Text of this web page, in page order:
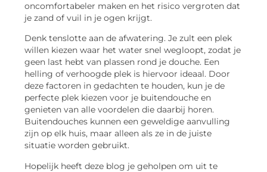
oncomfortabeler maken en het risico vergroten dat
je zand of vuil in je ogen krijgt.
Denk tenslotte aan de afwatering. Je zult een plek
willen kiezen waar het water snel wegloopt, zodat je
geen last hebt van plassen rond je douche. Een
helling of verhoogde plek is hiervoor ideaal. Door
deze factoren in gedachten te houden, kun je de
perfecte plek kiezen voor je buitendouche en
genieten van alle voordelen die daarbij horen.
Buitendouches kunnen een geweldige aanvulling
zijn op elk huis, maar alleen als ze in de juiste
situatie worden gebruikt.
Hopelijk heeft deze blog je geholpen om uit te